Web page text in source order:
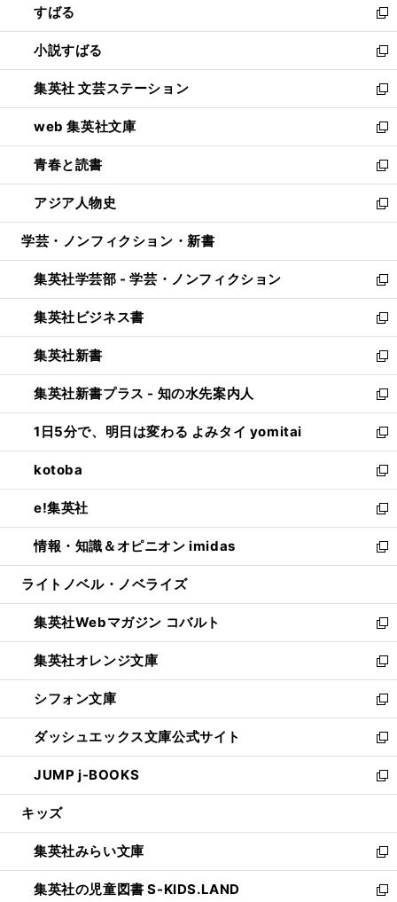
く
で
開
く
ド
ウ
で
開
く
すばる
新
し
い
ウ
ィ
ン
ド
ウ
で
開
く
小説すばる
新
し
い
ウ
ィ
ン
ド
ウ
で
開
集英社 文芸ステーション
新
し
い
ウ
ィ
ン
ド
ウ
開
く
web 集英社文庫
新
し
い
ウ
ィ
ン
ウ
で
開
く
青春と読書
新
し
い
ウ
ン
ド
ウ
で
開
く
アジア人物史
新
し
ウ
ィ
ン
ド
ウ
で
開
く
学芸・ノンフィクション・新書
集英社学芸部 - 学芸・ノンフィクション
新
し
い
ウ
ィ
ン
ド
ウ
で
開
く
集英社ビジネス書
新
し
い
ウ
ィ
ン
ド
ウ
で
開
く
集英社新書
新
し
い
ウ
ィ
ン
ド
ウ
で
開
く
集英社新書プラス - 知の水先案内人
新
し
い
ウ
ィ
ン
ド
ウ
で
開
1日5分で、明日は変わる よみタイ yomitai
新
し
い
ウ
ィ
ン
ド
ウ
開
く
kotoba
新
し
い
ウ
ィ
ン
ウ
で
開
く
e!集英社
新
し
い
ウ
ン
ド
ウ
で
開
く
情報・知識＆オピニオン imidas
新
し
ウ
ィ
ン
ド
ウ
で
開
く
ライトノベル・ノベライズ
集英社Webマガジン コバルト
新
し
い
ウ
ィ
ン
ド
ウ
で
開
集英社オレンジ文庫
新
し
い
ウ
ィ
ン
ド
ウ
開
く
シフォン文庫
新
し
い
ウ
ィ
ン
ウ
で
開
く
ダッシュエックス文庫公式サイト
新
し
い
ウ
ン
ド
ウ
で
JUMP j-BOOKS
新
し
ウ
ィ
ン
ド
キッズ
集英社みらい文庫
新
し
い
集英社の児童図書 S-KIDS.LAND
新